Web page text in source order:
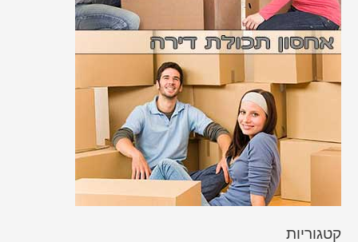
קטגוריות